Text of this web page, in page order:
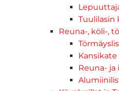
Tuulilasin
Reuna-, köli-,
Kansikate
Reuna-